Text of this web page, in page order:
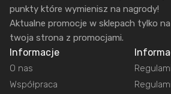
punkty które wymienisz na nagrody!
Aktualne promocje w sklepach tylko
twoja strona z promocjami.
Informacje
O nas
Współpraca